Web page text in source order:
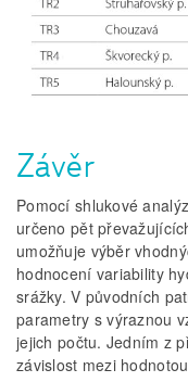
Závěr
Pomocí shlukové
určeno pět
umožňuje výběr
hodnocení variability
srážky. V původních
parametry s výraznou
jejich počtu. Jedním z
závislost mezi